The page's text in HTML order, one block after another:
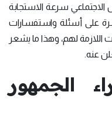
الاجتماعي سرعة الاستجابة
على أسئلة واستفسارات
اللازمة لهم، وهذا ما يشعر
عنه.
الجمهور